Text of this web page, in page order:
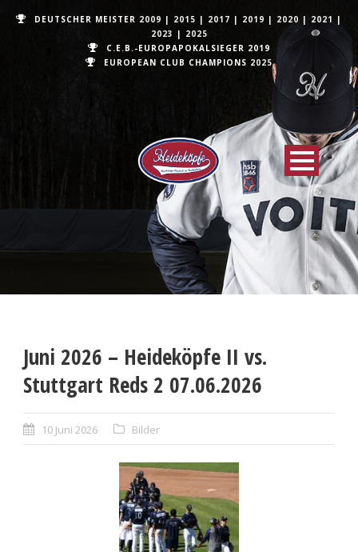
DEUTSCHER MEISTER 2009 | 2015 | 2017 | 2019 | 2020 | 2021 |
2023 | 2025
C.E.B.-EUROPAPOKALSIEGER 2019
EUROPEAN CLUB CHAMPIONS 2025
Juni 2026 – Heideköpfe II vs.
Stuttgart Reds 2 07.06.2026
10 Juni 2026 Bilder